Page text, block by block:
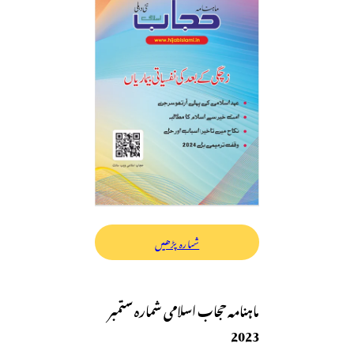
شمارہ پڑھیں
ماہنامہ حجاب اسلامی شمارہ ستمبر
2023